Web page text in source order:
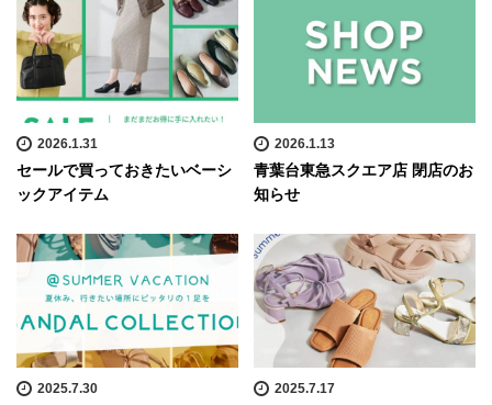
2026.1.31
セールで買っておきたいベーシ
ックアイテム
2026.1.13
青葉台東急スクエア店 閉店のお
知らせ
2025.7.30 2025.7.17